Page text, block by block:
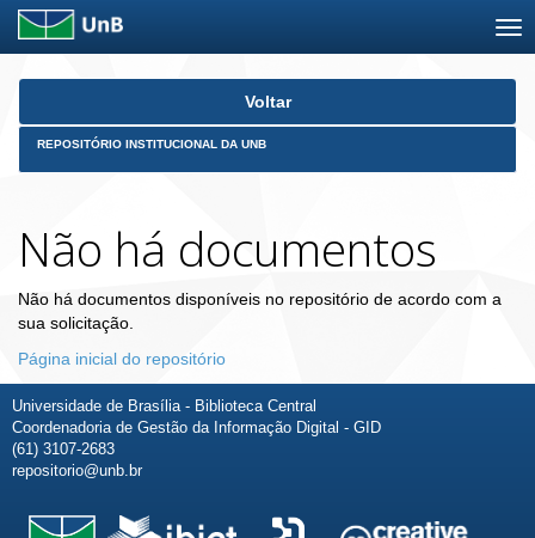
Skip
Voltar
REPOSITÓRIO INSTITUCIONAL DA UNB
Não há documentos
Não há documentos disponíveis no repositório de acordo com a
sua solicitação.
Página inicial do repositório
Universidade de Brasília - Biblioteca Central
Coordenadoria de Gestão da Informação Digital - GID
(61) 3107-2683
repositorio@unb.br